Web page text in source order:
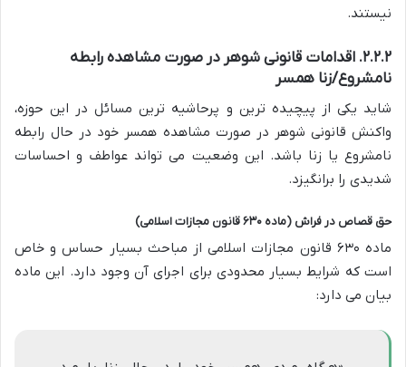
نیستند.
۲.۲.۲. اقدامات قانونی شوهر در صورت مشاهده رابطه
نامشروع/زنا همسر
شاید یکی از پیچیده ترین و پرحاشیه ترین مسائل در این حوزه،
واکنش قانونی شوهر در صورت مشاهده همسر خود در حال رابطه
نامشروع یا زنا باشد. این وضعیت می تواند عواطف و احساسات
شدیدی را برانگیزد.
حق قصاص در فراش (ماده ۶۳۰ قانون مجازات اسلامی)
ماده ۶۳۰ قانون مجازات اسلامی از مباحث بسیار حساس و خاص
است که شرایط بسیار محدودی برای اجرای آن وجود دارد. این ماده
بیان می دارد: